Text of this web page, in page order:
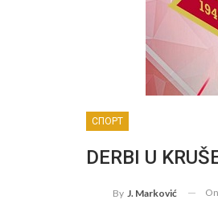
СПОРТ
DERBI U
By J. Marković On